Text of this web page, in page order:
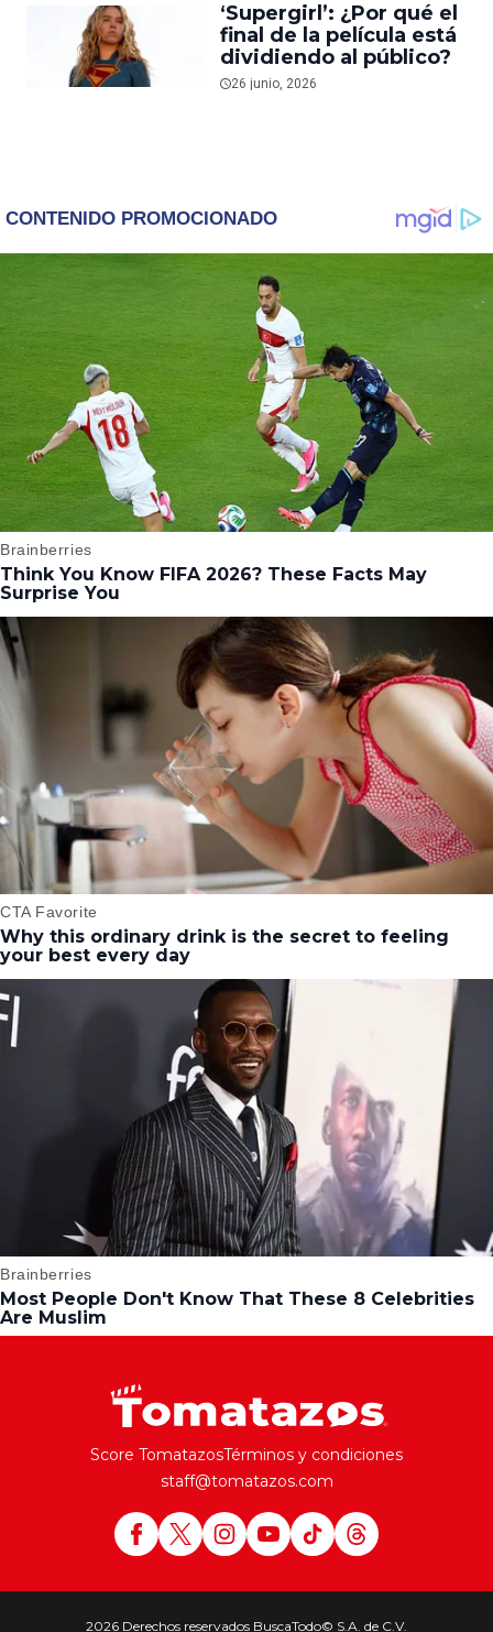
recibió de George R.R.
Martin
‘Supergirl’: ¿Por qué el
final de la película está
dividiendo al público?
26 junio, 2026
Score TomatazosTérminos y condiciones
staff@tomatazos.com
2026 Derechos reservados BuscaTodo© S.A. de C.V.